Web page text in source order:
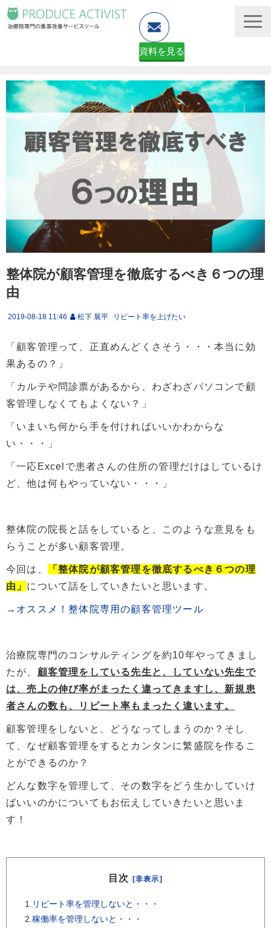
資料を見る
予約システム・顧客管理
資料ダウンロード（無料）
２ヶ月無料体験申し込みフォーム
整体院が顧客管理を徹底するべき６つの理
由
2019-08-18 11:46 松下 展平 リピート率を上げたい
「顧客管理って、正直めんどくさそう・・・本当に効
果あるの？」
「カルテや問診票があるから、わざわざパソコンで顧
客管理しなくてもよくない？」
「いまいち何から手を付ければいいかわからな
い・・・」
「一応Excelで患者さんの住所の管理だけはしているけ
ど、他は何もやっていない・・・」
整体院の院長と話をしていると、このような意見をも
らうことが多い顧客管理。
今回は、
「整体院が顧客管理を徹底するべき６つの理
由」 について話をしていきたいと思います。
→ オススメ！整体院専用の顧客管理ツール
治療院専門のコンサルティングを約10年やってきまし
たが、 顧客管理をしている先生と、していない先生で
は、売上の伸び率がまったく違ってきますし、新規患
者さんの数も、リピート率もまったく違います。
顧客管理をしないと、どうなってしまうのか？そし
て、なぜ顧客管理をするとカンタンに繁盛院を作るこ
とができるのか？
どんな数字を管理して、その数字をどう生かしていけ
ばいいのかについてもお伝えしていきたいと思いま
す！
目次 [非表示]
1.
リピート率を管理しないと・・・
2. 稼働率を管理しないと・・・